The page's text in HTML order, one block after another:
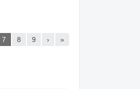
7 8 9 › »